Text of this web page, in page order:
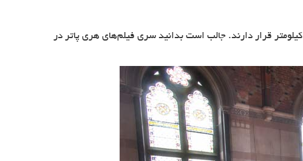
دانشگاه آکسفورد مالک بزرگترین کتابخانه در سرتاسر بریتانیا است. بیش از ۱۱ میلیون جلد کتاب در فضایی به مساحت ۱۹۰ کیلومتر قرار دارند. جالب است بدانید سری فیلم‌های هری پاتر در